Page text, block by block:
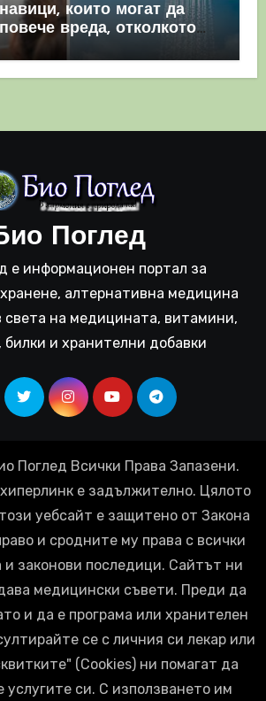
които могат да
вреда, отколкото
Поглед
е информационен портал за
алтернативна медицина
света на медицината, витамини,
билки и хранителни добавки
Поглед Всички Права Запазени.
е задължително. Цялото
уебсайт е защитено от Закона
и сродните му права с всички
и законови последици. Сайтът ни
медицински съвети. Преди да
и да е програма или хранителен
се с личния си лекар или
(Cookies) ни помагат да
услугите си. С използването им